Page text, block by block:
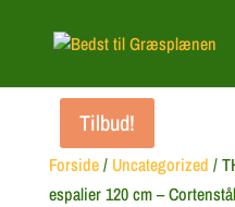
Forside/ Uncategorized /
espalier 120 cm –
Tilbud!